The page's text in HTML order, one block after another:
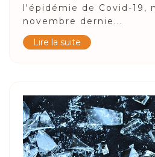
l'épidémie de Covid-19,
novembre dernie...
Lire la suite